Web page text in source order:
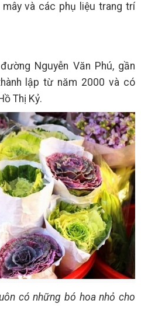
và các phụ liệu trang trí
Nguyễn Văn Phú, gần
lập từ năm 2000 và có
Thị Kỷ.
có những bó hoa nhỏ cho